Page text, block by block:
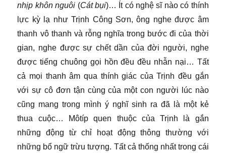
nhịp khôn nguôi (Cát bụi)… Ít có nghệ sĩ nào có thính
lực kỳ lạ như Trịnh Công Sơn, ông nghe được âm
thanh vô thanh và rỗng nghĩa trong bước đi của thời
gian, nghe được sự chết dần của đời người, nghe
được tiếng chuông gọi hồn đều đều nhẫn nại… Tất
cả mọi thanh âm qua thính giác của Trịnh đều gắn
với sự cô đơn tận cùng của một con người lúc nào
cũng mang trong mình ý nghĩ sinh ra đã là một kẻ
thua cuộc… Môtíp quen thuộc của Trịnh là gắn
những động từ chỉ hoạt động thông thường với
những bổ ngữ trừu tượng. Tất cả thống nhất trong cái